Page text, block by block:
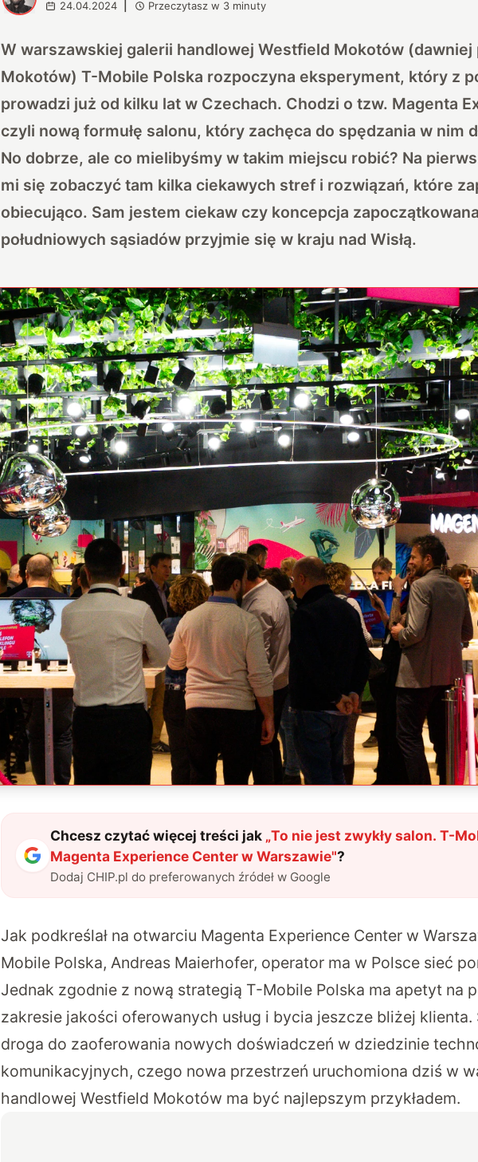
24.04.2024 Przeczytasz w 3 minuty
W warszawskiej galerii handlowej Westfield Mokotów (dawniej
Mokotów) T-Mobile Polska rozpoczyna eksperyment, który z
prowadzi już od kilku lat w Czechach. Chodzi o tzw. Magenta
czyli nową formułę salonu, który zachęca do spędzania w nim
No dobrze, ale co mielibyśmy w takim miejscu robić? Na
mi się zobaczyć tam kilka ciekawych stref i rozwiązań, które
obiecująco. Sam jestem ciekaw czy koncepcja
południowych sąsiadów przyjmie się w kraju nad Wisłą.
Chcesz czytać więcej treści jak „To nie jest zwykły salon. T-
Magenta Experience Center w Warszawie"?
Dodaj CHIP.pl do preferowanych źródeł w Google
Jak podkreślał na otwarciu Magenta Experience Center w
Mobile Polska, Andreas Maierhofer, operator ma w Polsce sieć
Jednak zgodnie z nową strategią T-Mobile Polska ma apetyt na
zakresie jakości oferowanych usług i bycia jeszcze bliżej klienta.
droga do zaoferowania nowych doświadczeń w dziedzinie
komunikacyjnych, czego nowa przestrzeń uruchomiona dziś w
handlowej Westfield Mokotów ma być najlepszym przykładem.